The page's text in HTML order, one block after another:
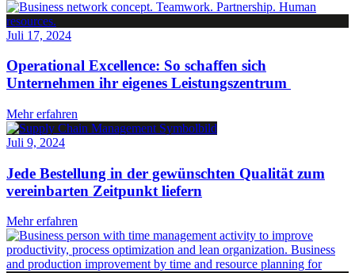
Juli 17, 2024
Operational Excellence: So schaffen sich
Unternehmen ihr eigenes Leistungszentrum
Mehr erfahren
Juli 9, 2024
Jede Bestellung in der gewünschten Qualität zum
vereinbarten Zeitpunkt liefern
Mehr erfahren